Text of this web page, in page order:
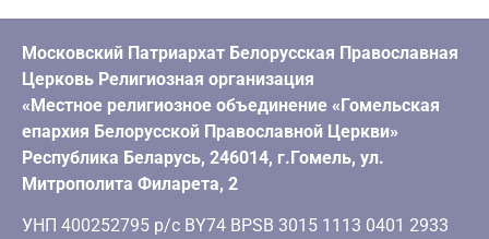
Московский Патриархат Белорусская Православная
Церковь Религиозная организация
«Местное религиозное объединение «Гомельская
епархия Белорусской Православной Церкви»
Республика Беларусь, 246014, г.Гомель, ул.
Митрополита Филарета, 2
УНП 400252795 р/с BY74 BPSB 3015 1113 0401 2933